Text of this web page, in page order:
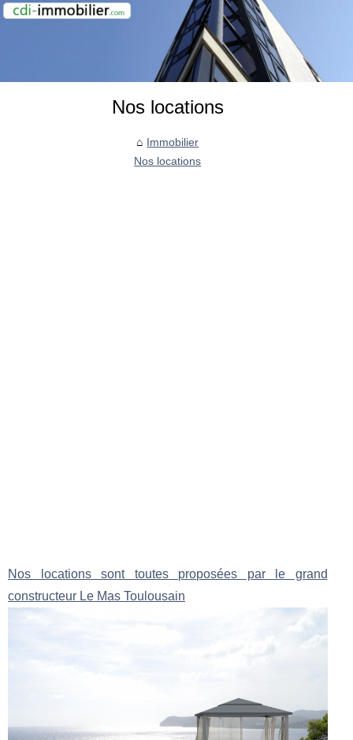
Nos locations
Immobilier
Nos locations
Nos locations sont toutes proposées par le grand
constructeur Le Mas Toulousain